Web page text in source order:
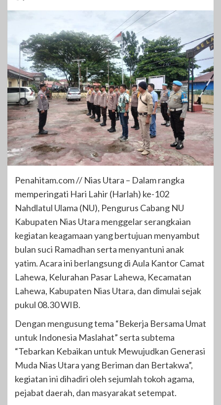
Penahitam.com // Nias Utara – Dalam rangka
memperingati Hari Lahir (Harlah) ke-102
Nahdlatul Ulama (NU), Pengurus Cabang NU
Kabupaten Nias Utara menggelar serangkaian
kegiatan keagamaan yang bertujuan menyambut
bulan suci Ramadhan serta menyantuni anak
yatim. Acara ini berlangsung di Aula Kantor Camat
Lahewa, Kelurahan Pasar Lahewa, Kecamatan
Lahewa, Kabupaten Nias Utara, dan dimulai sejak
pukul 08.30 WIB.
Dengan mengusung tema “Bekerja Bersama Umat
untuk Indonesia Maslahat” serta subtema
“Tebarkan Kebaikan untuk Mewujudkan Generasi
Muda Nias Utara yang Beriman dan Bertakwa”,
kegiatan ini dihadiri oleh sejumlah tokoh agama,
pejabat daerah, dan masyarakat setempat.